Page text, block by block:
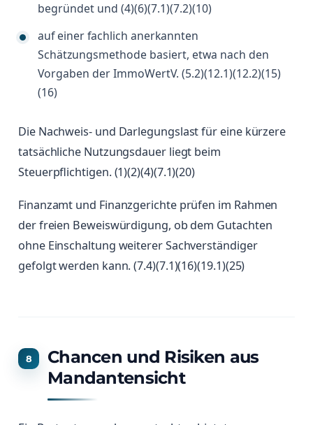
begründet und (4)(6)(7.1)(7.2)(10)
auf einer fachlich anerkannten
Schätzungsmethode basiert, etwa nach den
Vorgaben der ImmoWertV. (5.2)(12.1)(12.2)(15)
(16)
Die Nachweis- und Darlegungslast für eine kürzere
tatsächliche Nutzungsdauer liegt beim
Steuerpflichtigen. (1)(2)(4)(7.1)(20)
Finanzamt und Finanzgerichte prüfen im Rahmen
der freien Beweiswürdigung, ob dem Gutachten
ohne Einschaltung weiterer Sachverständiger
gefolgt werden kann. (7.4)(7.1)(16)(19.1)(25)
Chancen und Risiken aus
Mandantensicht